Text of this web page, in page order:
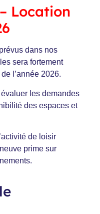
Location
dans nos
sera fortement
l’année 2026.
les demandes
des espaces et
de loisir
prime sur